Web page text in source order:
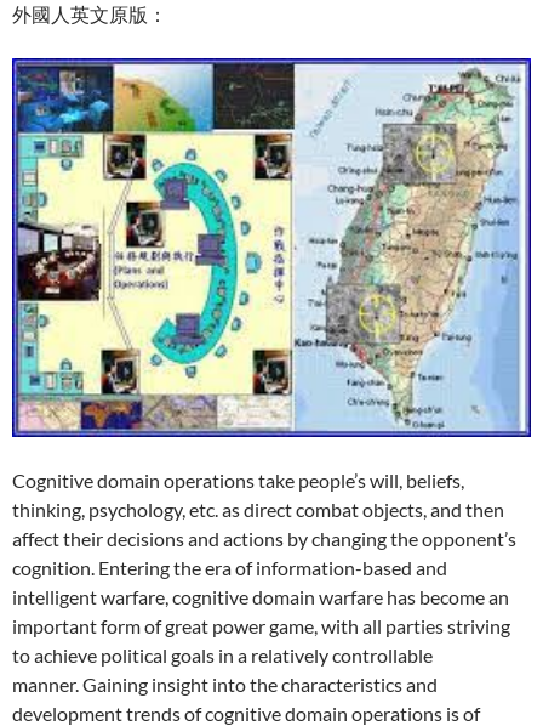
外國人英文原版：
Cognitive domain operations take people’s will, beliefs,
thinking, psychology, etc. as direct combat objects, and then
affect their decisions and actions by changing the opponent’s
cognition. Entering the era of information-based and
intelligent warfare, cognitive domain warfare has become an
important form of great power game, with all parties striving
to achieve political goals in a relatively controllable
manner. Gaining insight into the characteristics and
development trends of cognitive domain operations is of